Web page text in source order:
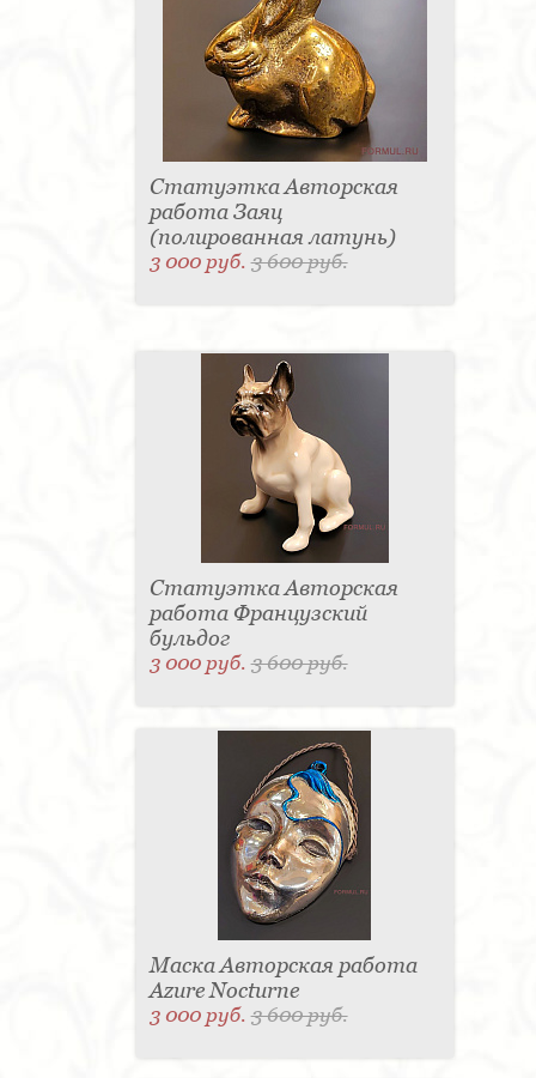
Статуэтка Авторская
работа Заяц
(полированная латунь)
3 000 руб.3 600 руб.
Статуэтка Авторская
работа Французский
бульдог
3 000 руб.3 600 руб.
Маска Авторская работа
Azure Nocturne
3 000 руб.3 600 руб.